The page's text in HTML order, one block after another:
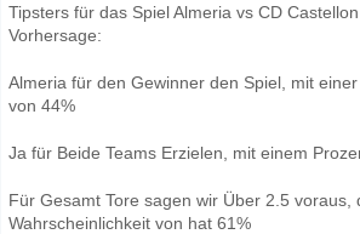
Tipsters für das Spiel Almeria vs CD
Vorhersage:
Almeria für den Gewinner den Spiel, mit
von 44%
Ja für Beide Teams Erzielen, mit einem
Für Gesamt Tore sagen wir Über 2.5 voraus,
Wahrscheinlichkeit von hat 61%